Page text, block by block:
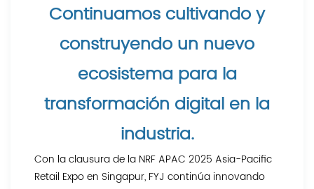
Continuamos cultivando y
construyendo un nuevo
ecosistema para la
transformación digital en la
industria.
Con la clausura de la NRF APAC 2025 Asia-Pacific
Retail Expo en Singapur, FYJ continúa innovando